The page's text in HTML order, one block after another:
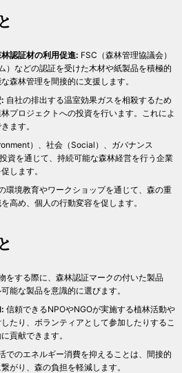
認証材の利用促進: FSC（森林管理協議会）
）などの認証を受けた木材や紙製品を積極的
森林管理を間接的に支援します。
自社の排出する温室効果ガスを相殺するため
プロジェクトへの投資を行います。これによ
ます。
）、社会（Social）、ガバナンス
資を通じて、持続可能な森林経営を行う企業
します。
環境教育やワークショップを通じて、森の重
高め、個人の行動変容を促します。
をする際に、森林認証マークの付いた製品
能な製品を意識的に選びます。
信頼できるNPOやNGOが実施する植林活動や
たり、ボランティアとして参加したりするこ
貢献できます。
でのエネルギー消費を抑えることは、間接的
がり、森の負担を軽減します。